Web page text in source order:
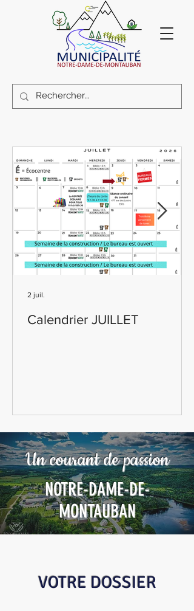
Un courant de passion
NOTRE-DAME-DE-
MONTAUBAN
Calendrier JUILLET
2 juil.
VOTRE DOSSIER